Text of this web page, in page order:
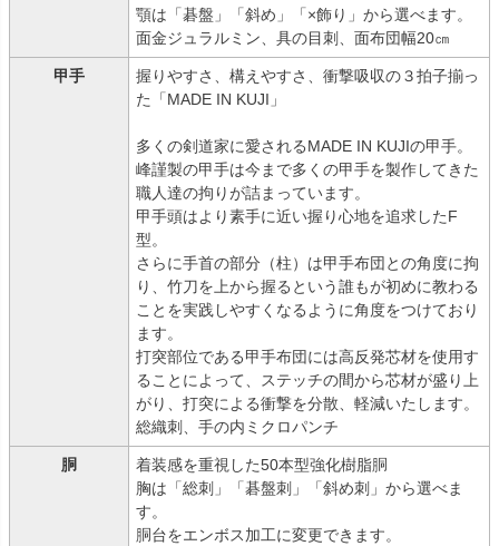
顎は「碁盤」「斜め」「×飾り」から選べます。
面金ジュラルミン、具の目刺、面布団幅20㎝
甲手
握りやすさ、構えやすさ、衝撃吸収の３拍子揃っ
た「MADE IN KUJI」
多くの剣道家に愛されるMADE IN KUJIの甲手。
峰謹製の甲手は今まで多くの甲手を製作してきた
職人達の拘りが詰まっています。
甲手頭はより素手に近い握り心地を追求したF
型。
さらに手首の部分（柱）は甲手布団との角度に拘
り、竹刀を上から握るという誰もが初めに教わる
ことを実践しやすくなるように角度をつけており
ます。
打突部位である甲手布団には高反発芯材を使用す
ることによって、ステッチの間から芯材が盛り上
がり、打突による衝撃を分散、軽減いたします。
総織刺、手の内ミクロパンチ
胴
着装感を重視した50本型強化樹脂胴
胸は「総刺」「碁盤刺」「斜め刺」から選べま
す。
胴台をエンボス加工に変更できます。